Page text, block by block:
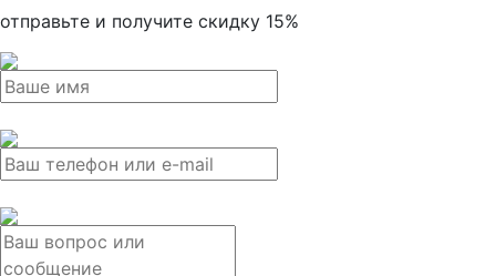
отправьте и получите скидку 15%